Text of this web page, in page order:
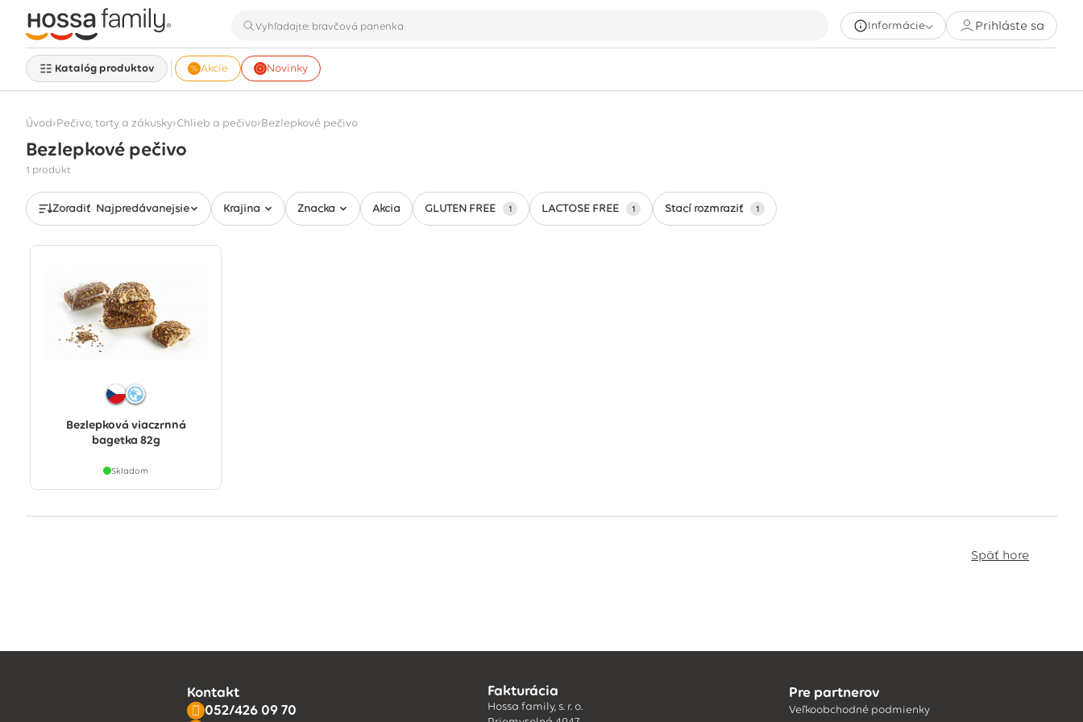
Informácie Prihláste sa
Katalóg produktov Akcie Novinky
Úvod›Pečivo, torty a zákusky›Chlieb a pečivo›Bezlepkové pečivo
Bezlepkové pečivo
1 produkt
Zoradiť Najpredávanejšie Krajina Značka Akcia GLUTEN FREE 1 LACTOSE FREE 1 Stačí rozmraziť 1
Bezlepková viaczrnná
bagetka 82g
Skladom
Späť hore
Kontakt
052/426 09 70
Fakturácia
Hossa family, s. r. o.
Pre partnerov
Veľkoobchodné podmienky